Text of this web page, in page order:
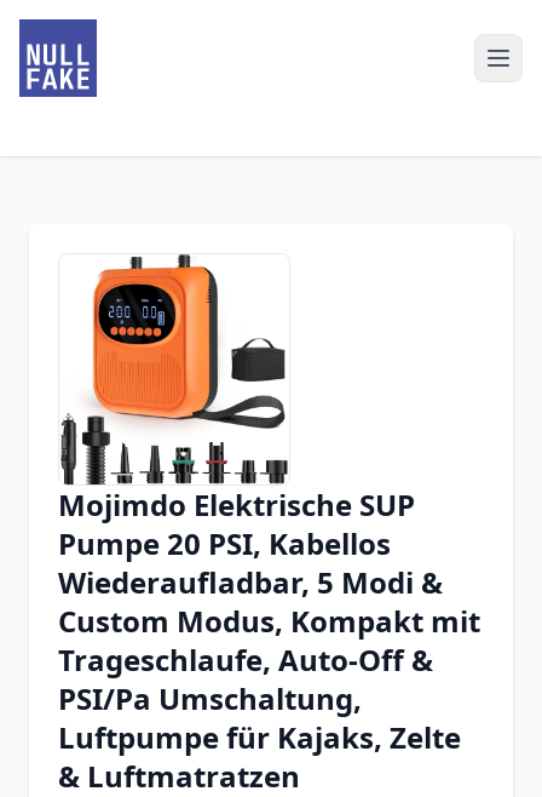
Chrome Extension
Firefox Add-on
Mojimdo Elektrische SUP
Pumpe 20 PSI, Kabellos
Wiederaufladbar, 5 Modi &
Custom Modus, Kompakt mit
Trageschlaufe, Auto-Off &
PSI/Pa Umschaltung,
Luftpumpe für Kajaks, Zelte
& Luftmatratzen